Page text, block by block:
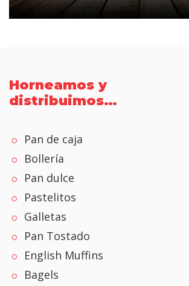
Horneamos y
distribuimos…
Pan de caja
Bollería
Pan dulce
Pastelitos
Galletas
Pan Tostado
English Muffins
Bagels